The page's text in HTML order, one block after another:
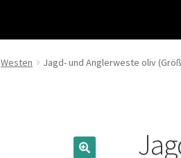
Westen Jagd- und Anglerweste oliv